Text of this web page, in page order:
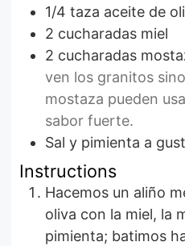
1/4 taza aceite de
2 cucharadas miel
2 cucharadas
ven los granitos
mostaza pueden
sabor fuerte.
Sal y pimienta a
Instructions
Hacemos un aliño
oliva con la miel, la
pimienta; batimos